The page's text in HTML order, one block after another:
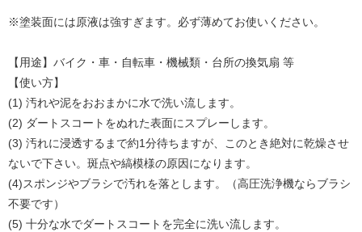
※塗装面には原液は強すぎます。必ず薄めてお使いください。
【用途】バイク・車・自転車・機械類・台所の換気扇 等
【使い方】
(1) 汚れや泥をおおまかに水で洗い流します。
(2) ダートスコートをぬれた表面にスプレーします。
(3) 汚れに浸透するまで約1分待ちますが、このとき絶対に乾燥させ
ないで下さい。斑点や縞模様の原因になります。
(4)スポンジやブラシで汚れを落とします。（高圧洗浄機ならブラシ
不要です）
(5) 十分な水でダートスコートを完全に洗い流します。